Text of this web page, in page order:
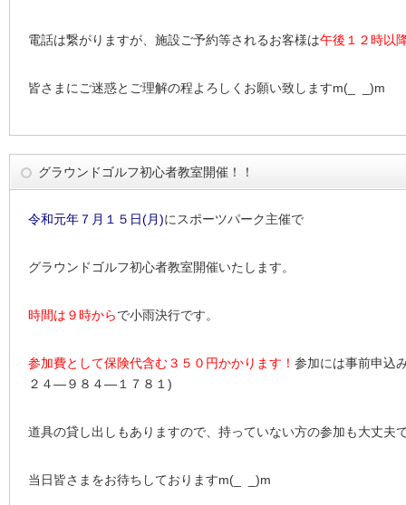
電話は繋がりますが、施設ご予約等されるお客様は午後１２時以
皆さまにご迷惑とご理解の程よろしくお願い致しますm(_ _)m
グラウンドゴルフ初心者教室開催！！
令和元年７月１５日(月)にスポーツパーク主催で
グラウンドゴルフ初心者教室開催いたします。
時間は９時からで小雨決行です。
参加費として保険代含む３５０円かかります！ 参加には事前
２４―９８４―１７８１)
道具の貸し出しもありますので、持っていない方の参加も大丈夫
当日皆さまをお待ちしておりますm(_ _)m